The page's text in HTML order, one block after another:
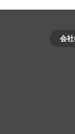
会